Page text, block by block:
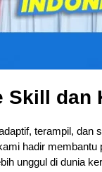
Skill dan
terampil,
hadir membantu
unggul di dunia